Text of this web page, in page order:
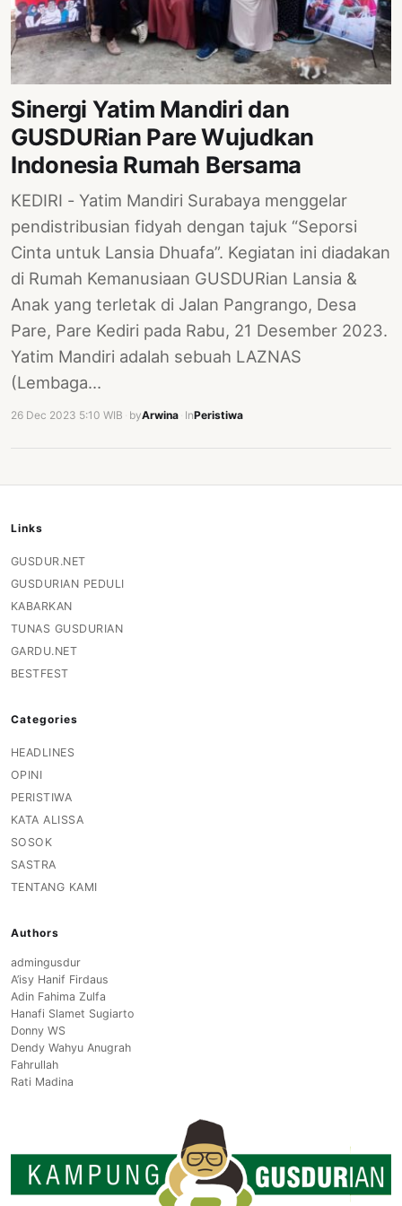
Sinergi Yatim Mandiri dan
GUSDURian Pare Wujudkan
Indonesia Rumah Bersama
KEDIRI - Yatim Mandiri Surabaya menggelar
pendistribusian fidyah dengan tajuk “Seporsi
Cinta untuk Lansia Dhuafa”. Kegiatan ini diadakan
di Rumah Kemanusiaan GUSDURian Lansia &
Anak yang terletak di Jalan Pangrango, Desa
Pare, Pare Kediri pada Rabu, 21 Desember 2023.
Yatim Mandiri adalah sebuah LAZNAS
(Lembaga…
26 Dec 2023 5:10 WIB byArwina InPeristiwa
Links
GUSDUR.NET
GUSDURIAN PEDULI
KABARKAN
TUNAS GUSDURIAN
GARDU.NET
BESTFEST
Categories
HEADLINES
OPINI
PERISTIWA
KATA ALISSA
SOSOK
SASTRA
TENTANG KAMI
Authors
admingusdur
A’isy Hanif Firdaus
Adin Fahima Zulfa
Hanafi Slamet Sugiarto
Donny WS
Dendy Wahyu Anugrah
Fahrullah
Rati Madina